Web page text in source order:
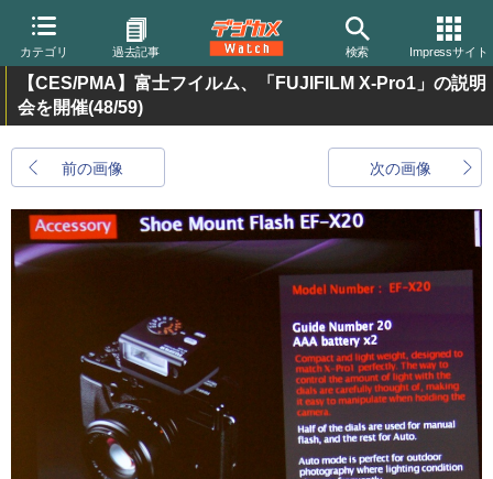
カテゴリ 過去記事 検索 Impressサイト
【CES/PMA】富士フイルム、「FUJIFILM X-Pro1」の説明
会を開催(48/59)
前の画像 次の画像